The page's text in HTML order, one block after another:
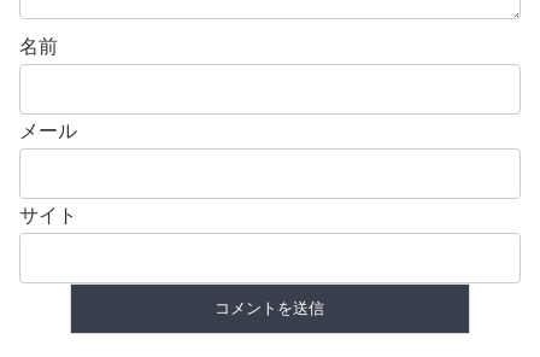
名前
メール
サイト